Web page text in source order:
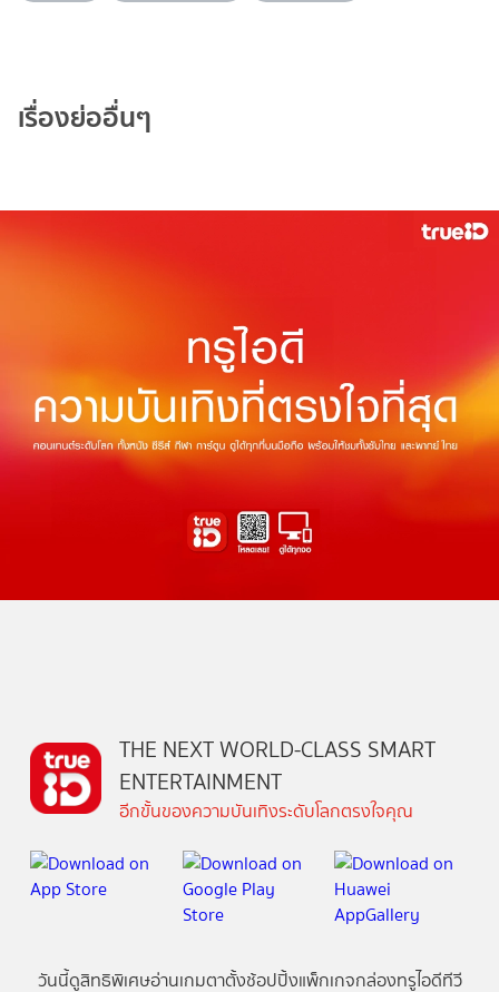
เรื่องย่ออื่นๆ
THE NEXT WORLD-CLASS SMART
ENTERTAINMENT
อีกขั้นของความบันเทิงระดับโลกตรงใจคุณ
วันนี้ดูสิทธิพิเศษอ่านเกมตาตั้งช้อปปิ้งแพ็กเกจกล่องทรูไอดีทีวี